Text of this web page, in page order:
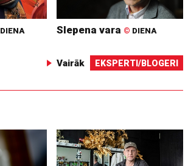
DIENA Slepena vara © DIENA
Vairāk EKSPERTI/BLOGERI